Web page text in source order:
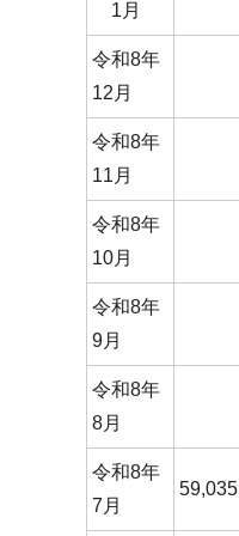
1月
令和8年
12月
令和8年
11月
令和8年
10月
令和8年
9月
令和8年
8月
令和8年
7月
59,035